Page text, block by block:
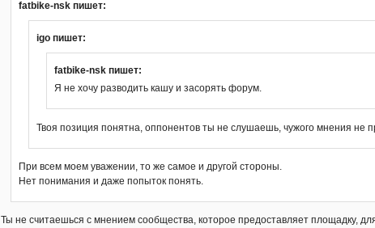
fatbike-nsk пишет:
igo пишет:
fatbike-nsk пишет:
Я не хочу разводить кашу и засорять форум.
Твоя позиция понятна, оппонентов ты не слушаешь, чужого мнения не
При всем моем уважении, то же самое и другой стороны.
Нет понимания и даже попыток понять.
Ты не считаешься с мнением сообщества, которое предоставляет площадку,